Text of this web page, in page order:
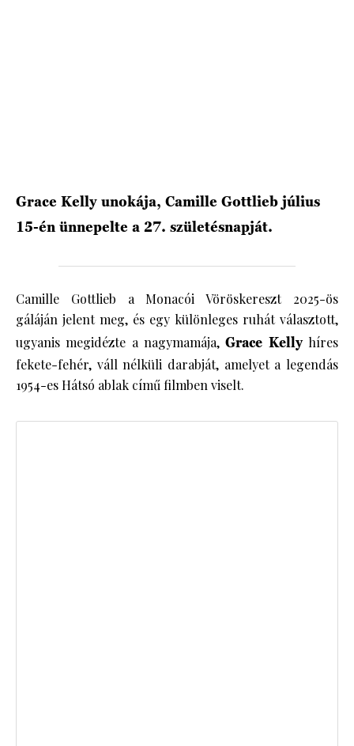
Grace Kelly unokája, Camille Gottlieb július
15-én ünnepelte a 27. születésnapját.
Camille Gottlieb a Monacói Vöröskereszt 2025-ös
gáláján jelent meg, és egy különleges ruhát választott,
ugyanis megidézte a nagymamája,Grace Kellyhíres
fekete-fehér, váll nélküli darabját, amelyet a legendás
1954-es Hátsó ablak című filmben viselt.